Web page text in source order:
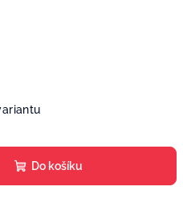
Do košíku